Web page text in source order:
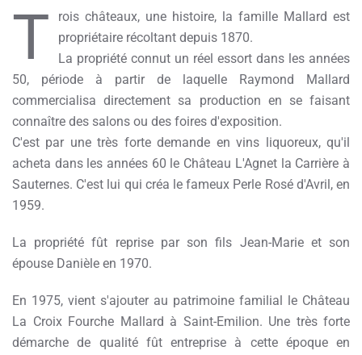
T
rois châteaux, une histoire, la famille Mallard est
propriétaire récoltant depuis 1870.
La propriété connut un réel essort dans les années
50, période à partir de laquelle Raymond Mallard
commercialisa directement sa production en se faisant
connaître des salons ou des foires d'exposition.
C'est par une très forte demande en vins liquoreux, qu'il
acheta dans les années 60 le Château L'Agnet la Carrière à
Sauternes. C'est lui qui créa le fameux Perle Rosé d'Avril, en
1959.
La propriété fût reprise par son fils Jean-Marie et son
épouse Danièle en 1970.
En 1975, vient s'ajouter au patrimoine familial le Château
La Croix Fourche Mallard à Saint-Emilion. Une très forte
démarche de qualité fût entreprise à cette époque en